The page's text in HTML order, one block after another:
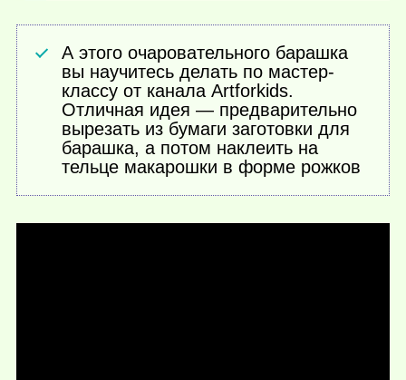
А этого очаровательного барашка
вы научитесь делать по мастер-
классу от канала Artforkids.
Отличная идея — предварительно
вырезать из бумаги заготовки для
барашка, а потом наклеить на
тельце макарошки в форме рожков